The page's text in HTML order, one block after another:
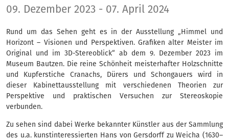
09. Dezember 2023 - 07. April 2024
Rund um das Sehen geht es in der Ausstellung „Himmel und
Horizont – Visionen und Perspektiven. Grafiken alter Meister im
Original und im 3D-Stereoblick“ ab dem 9. Dezember 2023 im
Museum Bautzen. Die reine Schönheit meisterhafter Holzschnitte
und Kupferstiche Cranachs, Dürers und Schongauers wird in
dieser Kabinettausstellung mit verschiedenen Theorien zur
Perspektive und praktischen Versuchen zur Stereoskopie
verbunden.
Zu sehen sind dabei Werke bekannter Künstler aus der Sammlung
des u.a. kunstinteressierten Hans von Gersdorff zu Weicha (1630–